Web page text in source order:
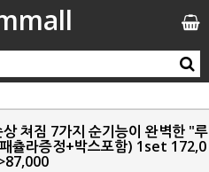
쳐짐 7가지 순기능이 완벽한 "루
츌라증정+박스포함) 1set 172,0